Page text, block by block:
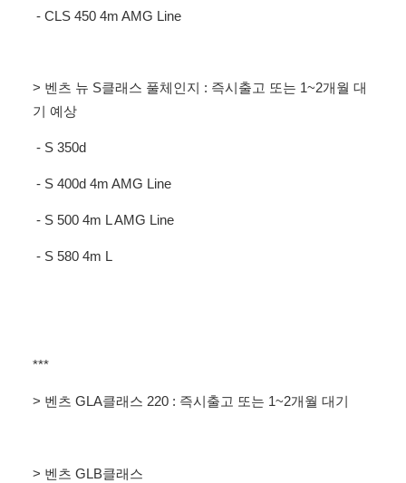
- CLS 450 4m AMG Line
> 벤츠 뉴 S클래스 풀체인지 : 즉시출고 또는 1~2개월 대
기 예상
- S 350d
- S 400d 4m AMG Line
- S 500 4m L AMG Line
- S 580 4m L
***
> 벤츠 GLA클래스 220 : 즉시출고 또는 1~2개월 대기
> 벤츠 GLB클래스